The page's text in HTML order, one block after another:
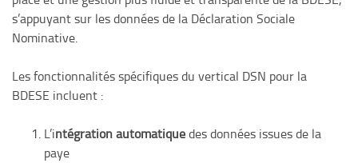
s’appuyant sur les données de la Déclaration Sociale
Nominative.
Les fonctionnalités spécifiques du vertical DSN pour la
BDESE incluent :
L’intégration automatiquedes données issues de la
paye